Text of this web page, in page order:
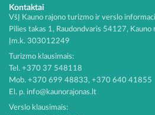
Kontaktai
VšĮ Kauno rajono turizmo ir verslo
Pilies takas 1, Raudondvaris 54127, Kauno
Įm.k. 303012249
Turizmo klausimais:
Tel. +370 37 548118
Mob. +370 699 48833, +370 640 41855
El. p. info@kaunorajonas.lt
Verslo klausimais: